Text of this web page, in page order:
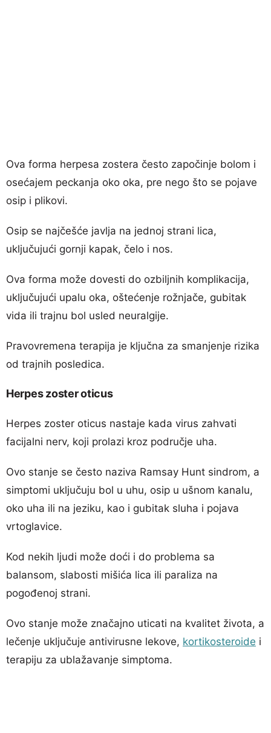
Ova forma herpesa zostera često započinje bolom i
osećajem peckanja oko oka, pre nego što se pojave
osip i plikovi.
Osip se najčešće javlja na jednoj strani lica,
uključujući gornji kapak, čelo i nos.
Ova forma može dovesti do ozbiljnih komplikacija,
uključujući upalu oka, oštećenje rožnjače, gubitak
vida ili trajnu bol usled neuralgije.
Pravovremena terapija je ključna za smanjenje rizika
od trajnih posledica.
Herpes zoster oticus
Herpes zoster oticus nastaje kada virus zahvati
facijalni nerv, koji prolazi kroz područje uha.
Ovo stanje se često naziva Ramsay Hunt sindrom, a
simptomi uključuju bol u uhu, osip u ušnom kanalu,
oko uha ili na jeziku, kao i gubitak sluha i pojava
vrtoglavice.
Kod nekih ljudi može doći i do problema sa
balansom, slabosti mišića lica ili paraliza na
pogođenoj strani.
Ovo stanje može značajno uticati na kvalitet života, a
lečenje uključuje antivirusne lekove, kortikosteroide i
terapiju za ublažavanje simptoma.